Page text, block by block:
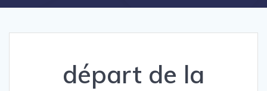
départ de la